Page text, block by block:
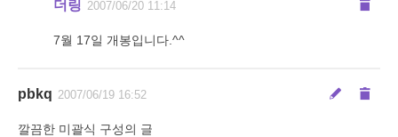
더링 2007/06/20 11:14
7월 17일 개봉입니다.^^
pbkq 2007/06/19 16:52
깔끔한 미괄식 구성의 글